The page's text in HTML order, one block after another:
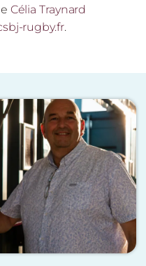
Célia Traynard
rugby.fr.